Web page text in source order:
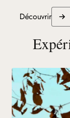
Découvrir